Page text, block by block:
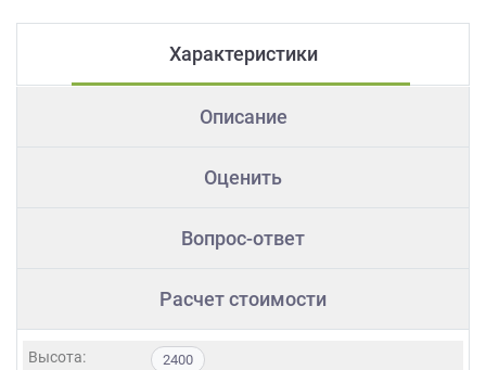
Характеристики
Описание
Оценить
Вопрос-ответ
Расчет стоимости
Высота: 2400